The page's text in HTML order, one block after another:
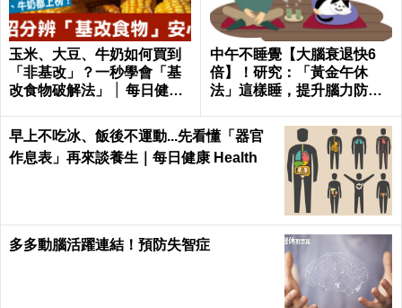
玉米、大豆、牛奶如何買到
「非基改」？一秒學會「基
改食物破解法」 │ 每日健康
中午不睡覺【大腦衰退快6
倍】！研究：「黃金午休
法」這樣睡，提升腦力防癡
早上不吃冰、飯後不運動...先看懂「器官
作息表」再來談養生｜每日健康 Health
多多動腦活躍連結！預防失智症